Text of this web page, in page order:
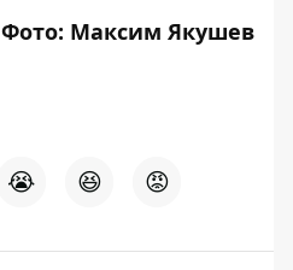
Фото: Максим Якушев
😭 😆 😡